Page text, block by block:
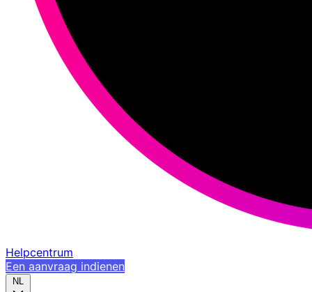
Helpcentrum
Een aanvraag indienen
NL